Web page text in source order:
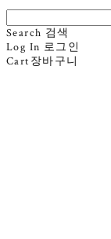
Search 검색
Log In 로그인
Cart 장바구니